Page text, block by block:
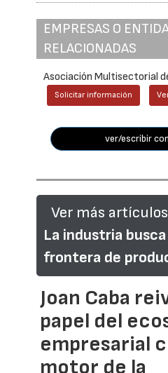
EMPRESAS O
RELACIONADAS
Asociación Multisectorial
Solicitar información
ver/escribir
Ver más
La industria
frontera de
Joan Caba
papel del
empresarial
motor de la